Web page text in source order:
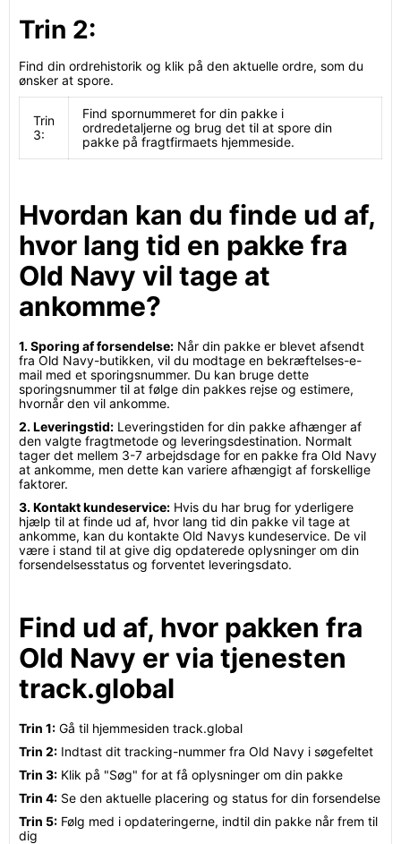
Trin 2:
Find din ordrehistorik og klik på den aktuelle ordre, som du
ønsker at spore.
Trin
3:
Find spornummeret for din pakke i
ordredetaljerne og brug det til at spore din
pakke på fragtfirmaets hjemmeside.
Hvordan kan du finde ud af,
hvor lang tid en pakke fra
Old Navy vil tage at
ankomme?
1. Sporing af forsendelse: Når din pakke er blevet afsendt
fra Old Navy-butikken, vil du modtage en bekræftelses-e-
mail med et sporingsnummer. Du kan bruge dette
sporingsnummer til at følge din pakkes rejse og estimere,
hvornår den vil ankomme.
2. Leveringstid: Leveringstiden for din pakke afhænger af
den valgte fragtmetode og leveringsdestination. Normalt
tager det mellem 3-7 arbejdsdage for en pakke fra Old Navy
at ankomme, men dette kan variere afhængigt af forskellige
faktorer.
3. Kontakt kundeservice: Hvis du har brug for yderligere
hjælp til at finde ud af, hvor lang tid din pakke vil tage at
ankomme, kan du kontakte Old Navys kundeservice. De vil
være i stand til at give dig opdaterede oplysninger om din
forsendelsesstatus og forventet leveringsdato.
Find ud af, hvor pakken fra
Old Navy er via tjenesten
track.global
Trin 1: Gå til hjemmesiden track.global
Trin 2: Indtast dit tracking-nummer fra Old Navy i søgefeltet
Trin 3: Klik på "Søg" for at få oplysninger om din pakke
Trin 4: Se den aktuelle placering og status for din forsendelse
Trin 5: Følg med i opdateringerne, indtil din pakke når frem til
dig